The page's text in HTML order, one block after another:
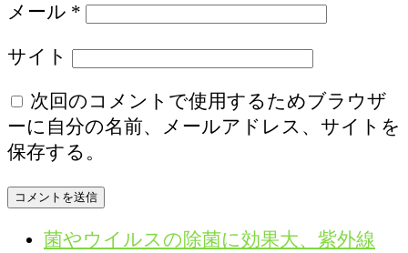
メール *
サイト
次回のコメントで使用するためブラウザ
ーに自分の名前、メールアドレス、サイトを
保存する。
菌やウイルスの除菌に効果大、紫外線